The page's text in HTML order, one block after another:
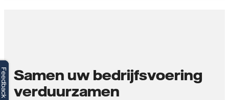
Samen uw bedrijfsvoering
verduurzamen
Feedback
Feedback